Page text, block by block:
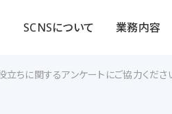
SCNSについて 業務内容
ちに関するアンケートにご協力くださ